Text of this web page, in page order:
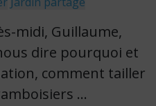
midi, Guillaume,
dire pourquoi et
comment tailler
…